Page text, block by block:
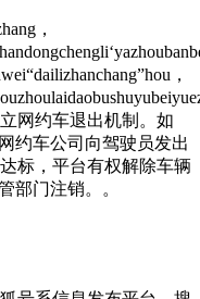
，
，
网约车退出机制。如
约车公司向驾驶员发出
标，平台有权解除车辆
部门注销。。